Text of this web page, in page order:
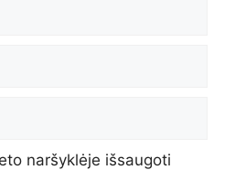
naršyklėje išsaugoti